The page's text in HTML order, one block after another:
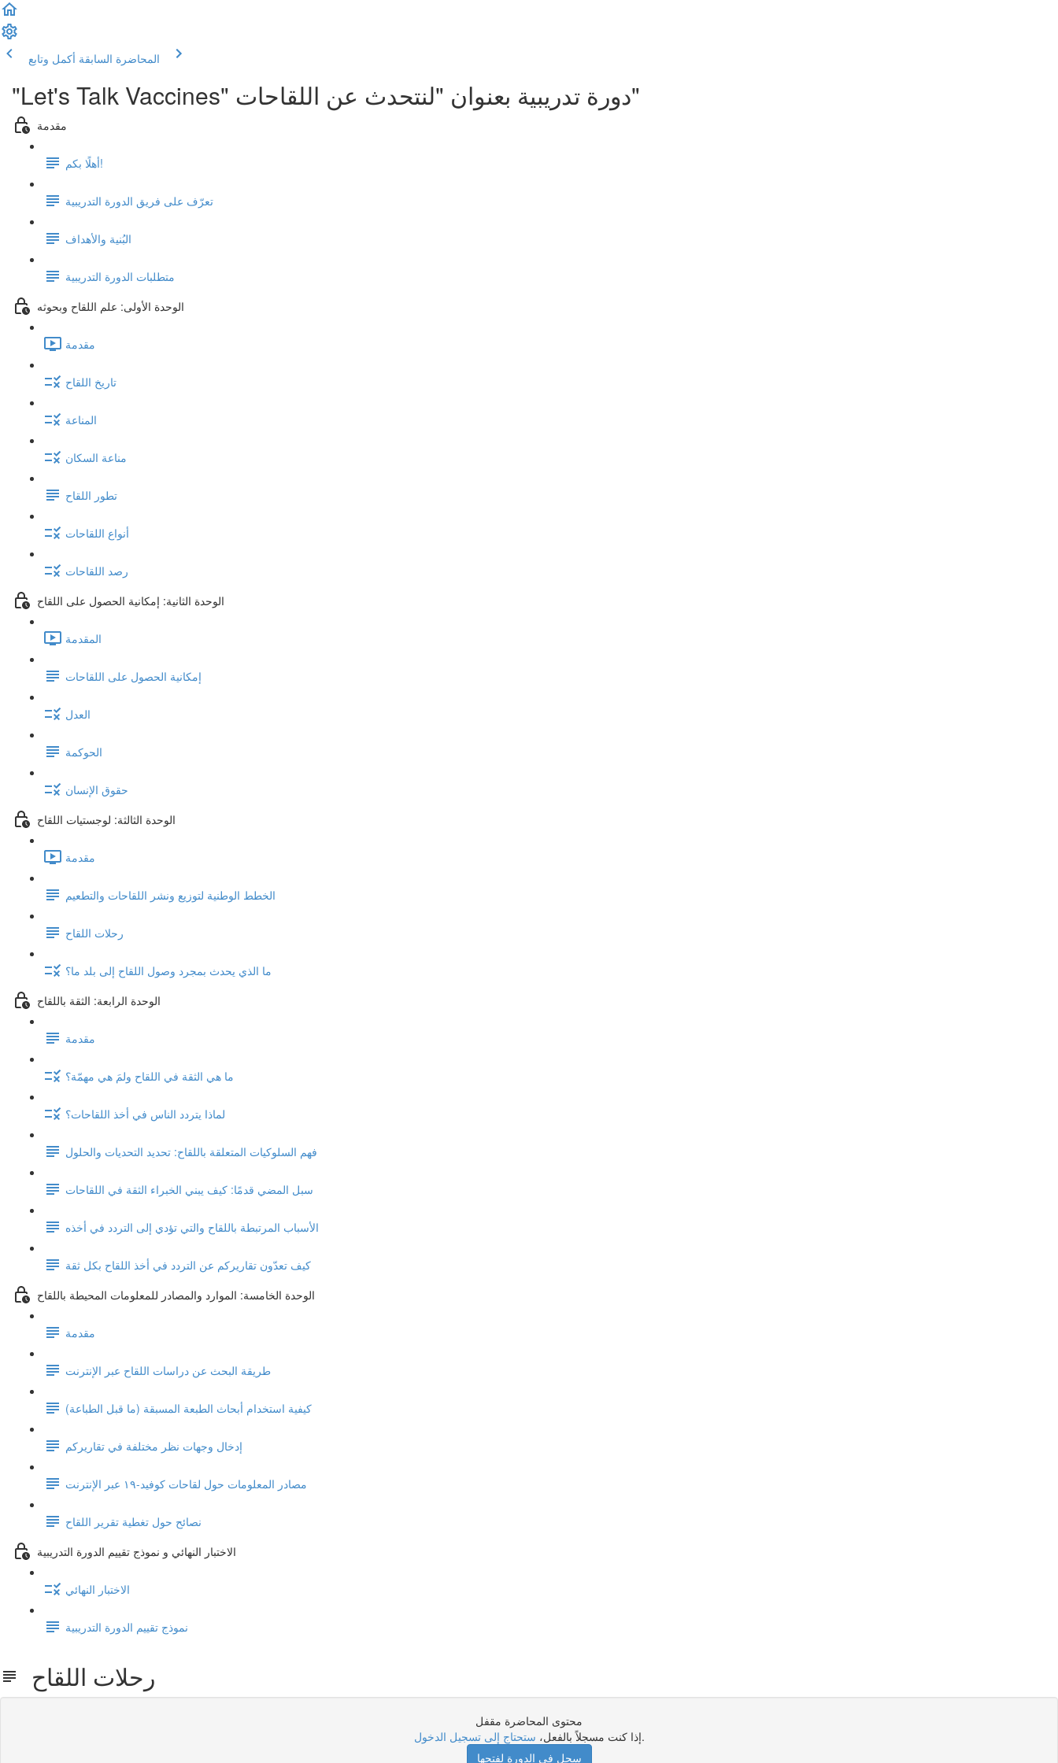
المحاضرة السابقة أكمل وتابع
"Let's Talk Vaccines" دورة تدريبية بعنوان "لنتحدث عن اللقاحات"
مقدمة
أهلًا بكم!
تعرّف على فريق الدورة التدريبية
البُنية والأهداف
متطلبات الدورة التدريبية
الوحدة الأولى: علم اللقاح وبحوثه
مقدمة
تاريخ اللقاح
المناعة
مناعة السكان
تطور اللقاح
أنواع اللقاحات
رصد اللقاحات
الوحدة الثانية: إمكانية الحصول على اللقاح
المقدمة
إمكانية الحصول على اللقاحات
العدل
الحوكمة
حقوق الإنسان
الوحدة الثالثة: لوجستيات اللقاح
مقدمة
الخطط الوطنية لتوزيع ونشر اللقاحات والتطعيم
رحلات اللقاح
ما الذي يحدث بمجرد وصول اللقاح إلى بلد ما؟
الوحدة الرابعة: الثقة باللقاح
مقدمة
ما هي الثقة في اللقاح ولمَ هي مهمّة؟
لماذا يتردد الناس في أخذ اللقاحات؟
فهم السلوكيات المتعلقة باللقاح: تحديد التحديات والحلول
سبل المضي قدمًا: كيف يبني الخبراء الثقة في اللقاحات
الأسباب المرتبطة باللقاح والتي تؤدي إلى التردد في أخذه
كيف تعدّون تقاريركم عن التردد في أخذ اللقاح بكل ثقة
الوحدة الخامسة: الموارد والمصادر للمعلومات المحيطة باللقاح
مقدمة
طريقة البحث عن دراسات اللقاح عبر الإنترنت
كيفية استخدام أبحاث الطبعة المسبقة (ما قبل الطباعة)
إدخال وجهات نظر مختلفة في تقاريركم
مصادر المعلومات حول لقاحات كوفيد-١٩ عبر الإنترنت
نصائح حول تغطية تقرير اللقاح
الاختبار النهائي و نموذج تقييم الدورة التدريبية
الاختبار النهائي
نموذج تقييم الدورة التدريبية
رحلات اللقاح
محتوى المحاضرة مقفل
إذا كنت مسجلاً بالفعل، ستحتاج إلى تسجيل الدخول
.
سجل في الدورة لفتحها